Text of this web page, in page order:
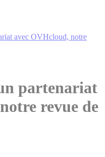
avec OVHcloud, notre
partenariat
revue de